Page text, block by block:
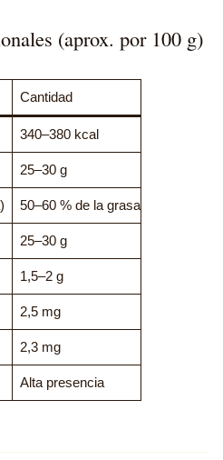
(aprox. por 100 g)
Cantidad
340–380 kcal
25–30 g
50–60 % de la grasa
25–30 g
1,5–2 g
2,5 mg
2,3 mg
Alta presencia